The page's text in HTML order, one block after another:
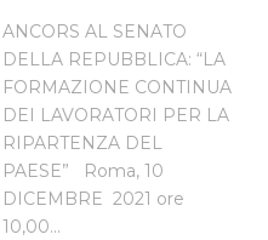
ANCORS AL SENATO
DELLA REPUBBLICA: “LA
FORMAZIONE CONTINUA
DEI LAVORATORI PER LA
RIPARTENZA DEL
PAESE” Roma, 10
DICEMBRE 2021 ore
10,00...